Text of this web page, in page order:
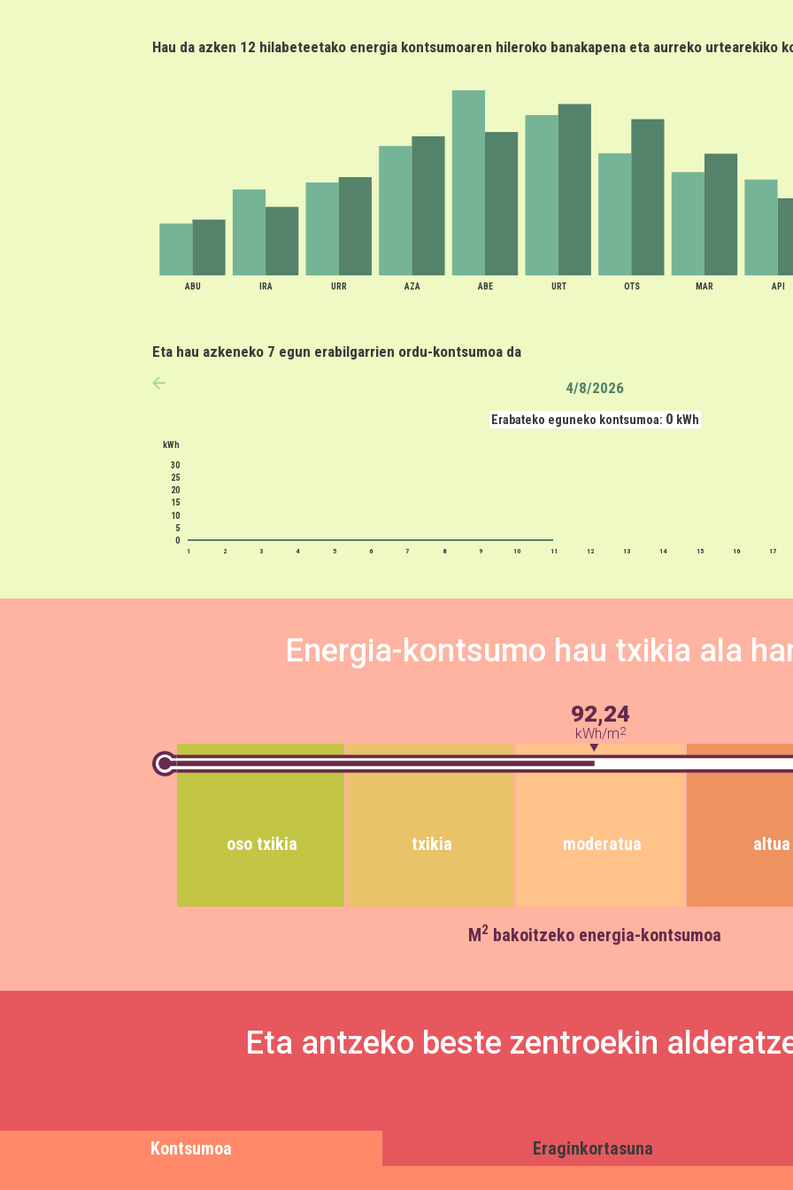
Hau da azken 12 hilabeteetako energia kontsumoaren hileroko banakapena eta aurreko urtearekiko
ABU IRA URR AZA ABE URT OTS MAR API
Eta hau azkeneko 7 egun erabilgarrien ordu-kontsumoa da
4/8/2026
Erabateko eguneko kontsumoa: 0 kWh
1 2 3 4 5 6 7 8 9 10 11 12 13 14 15 16 17
0
5
10
15
20
25
30
kWh
Energia-kontsumo hau txikia ala
oso txikia txikia moderatua altua
92,24
kWh/m2
M2 bakoitzeko energia-kontsumoa
Eta antzeko beste zentroekin
Kontsumoa Eraginkortasuna